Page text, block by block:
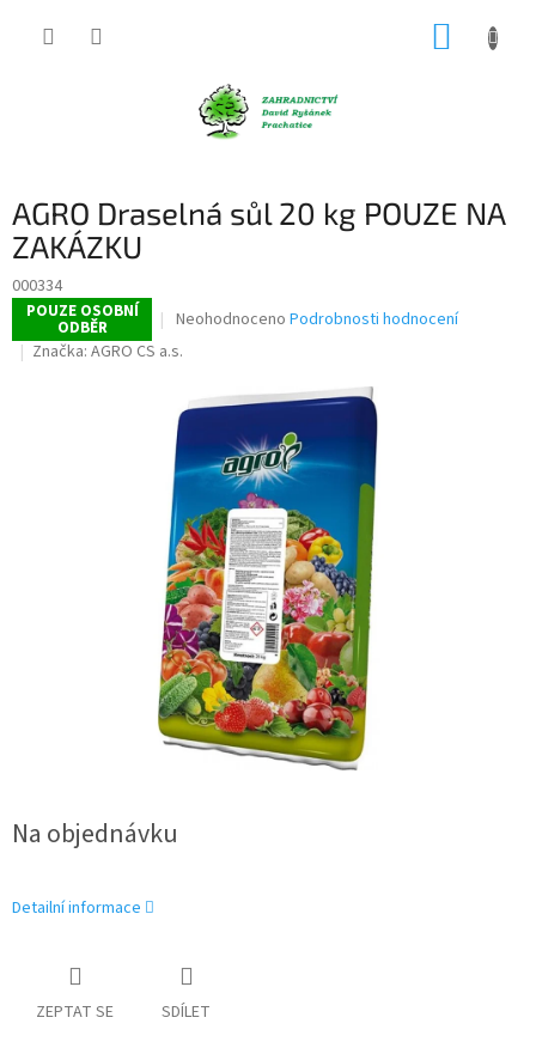
AGRO Draselná sůl 20 kg POUZE NA
ZAKÁZKU
000334
POUZE OSOBNÍ
ODBĚR
Průměrné
produktu
0,0
z
5
hvězdiček.
Neohodnoceno Podrobnosti hodnocení
Značka: AGRO CS a.s.
Na objednávku
Detailní informace
ZEPTAT SE SDÍLET